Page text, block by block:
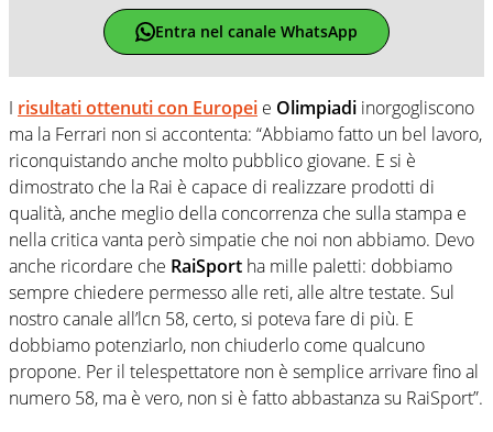
Entra nel canale WhatsApp
I risultati ottenuti con Europei e Olimpiadi inorgogliscono
ma la Ferrari non si accontenta: “Abbiamo fatto un bel lavoro,
riconquistando anche molto pubblico giovane. E si è
dimostrato che la Rai è capace di realizzare prodotti di
qualità, anche meglio della concorrenza che sulla stampa e
nella critica vanta però simpatie che noi non abbiamo. Devo
anche ricordare che RaiSport ha mille paletti: dobbiamo
sempre chiedere permesso alle reti, alle altre testate. Sul
nostro canale all’lcn 58, certo, si poteva fare di più. E
dobbiamo potenziarlo, non chiuderlo come qualcuno
propone. Per il telespettatore non è semplice arrivare fino al
numero 58, ma è vero, non si è fatto abbastanza su RaiSport”.